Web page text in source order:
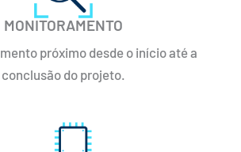
MONITORAMENTO
próximo desde o início até a
conclusão do projeto.